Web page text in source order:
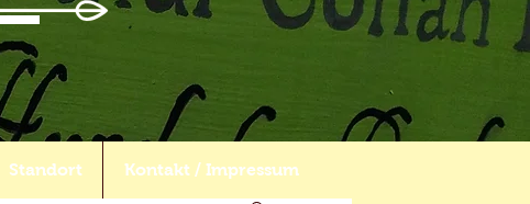
Standort Kontakt / Impressum